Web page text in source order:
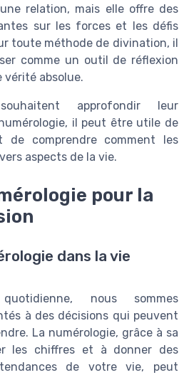
relation, mais elle offre des
sur les forces et les défis
toute méthode de divination, il
comme un outil de réflexion
vérité absolue.
approfondir leur
il peut être utile de
de comprendre comment les
aspects de la vie.
pour la
dans la vie
nous sommes
à des décisions qui peuvent
La numérologie, grâce à sa
les chiffres et à donner des
de votre vie, peut